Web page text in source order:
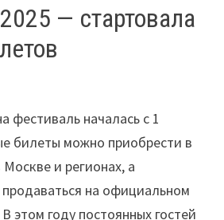
— стартовала
фестиваль началась с 1
билеты можно приобрести в
и регионах, а
на официальном
этом году постоянных гостей